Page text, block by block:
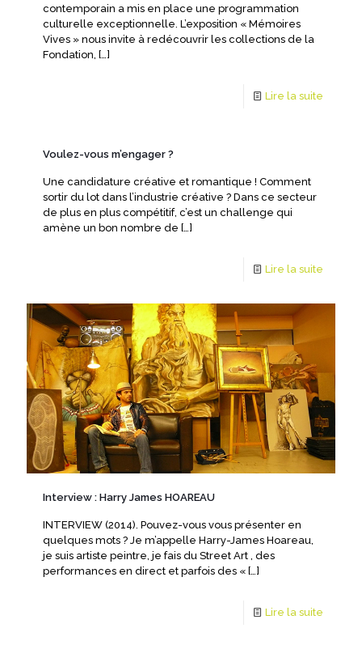
contemporain a mis en place une programmation
culturelle exceptionnelle. L’exposition « Mémoires
Vives » nous invite à redécouvrir les collections de la
Fondation, […]
Lire la suite
Voulez-vous m’engager ?
Une candidature créative et romantique ! Comment
sortir du lot dans l’industrie créative ? Dans ce secteur
de plus en plus compétitif, c’est un challenge qui
amène un bon nombre de […]
Lire la suite
Interview : Harry James HOAREAU
INTERVIEW (2014). Pouvez-vous vous présenter en
quelques mots ? Je m’appelle Harry-James Hoareau,
je suis artiste peintre, je fais du Street Art , des
performances en direct et parfois des « […]
Lire la suite